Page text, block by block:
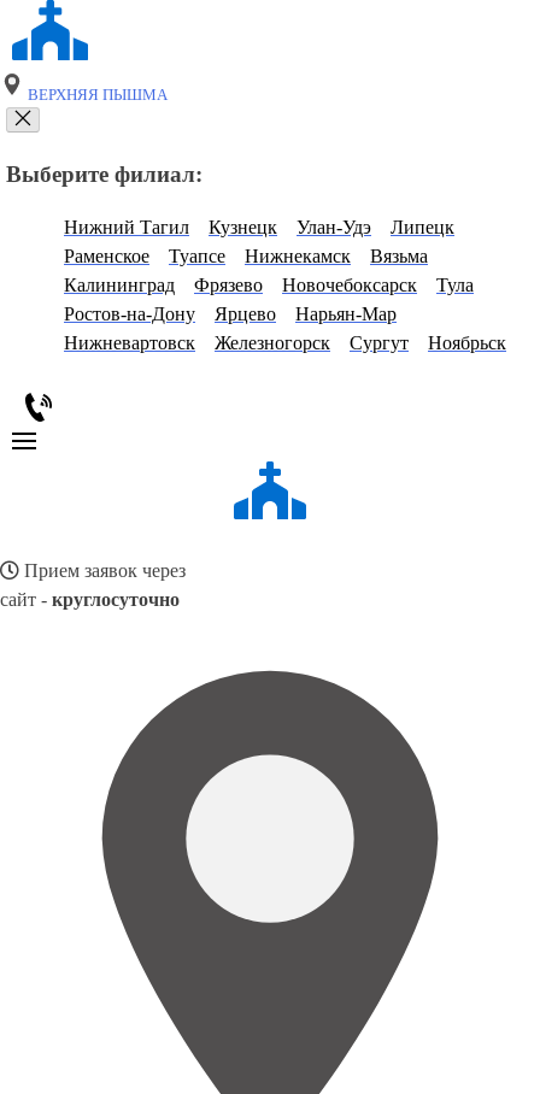
ВЕРХНЯЯ ПЫШМА
Выберите филиал:
Нижний Тагил Кузнецк Улан-Удэ
Липецк
Раменское
Туапсе Нижнекамск
Вязьма
Калининград
Фрязево Новочебоксарск
Тула
Ростов-на-Дону
Ярцево
Нарьян-Мар
Нижневартовск
Железногорск Сургут Ноябрьск
Прием заявок через
сайт - круглосуточно